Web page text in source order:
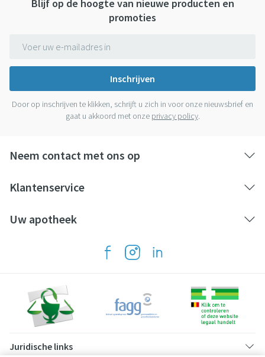
Blijf op de hoogte van nieuwe producten en
promoties
Inschrijven
Door op inschrijven te klikken, schrijft u zich in voor onze nieuwsbrief en
gaat u akkoord met onze privacy policy.
Neem contact met ons op
Klantenservice
Uw apotheek
Juridische links